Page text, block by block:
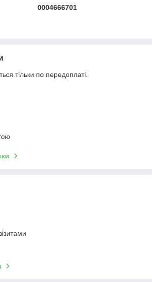
0004666701
тільки по передоплаті.